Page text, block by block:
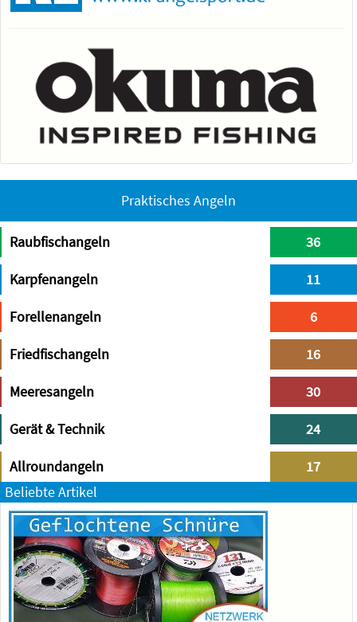
Praktisches Angeln
Raubfischangeln 36
Karpfenangeln 11
Forellenangeln 6
Friedfischangeln 16
Meeresangeln 30
Gerät & Technik 24
Allroundangeln
17
Beliebte Artikel